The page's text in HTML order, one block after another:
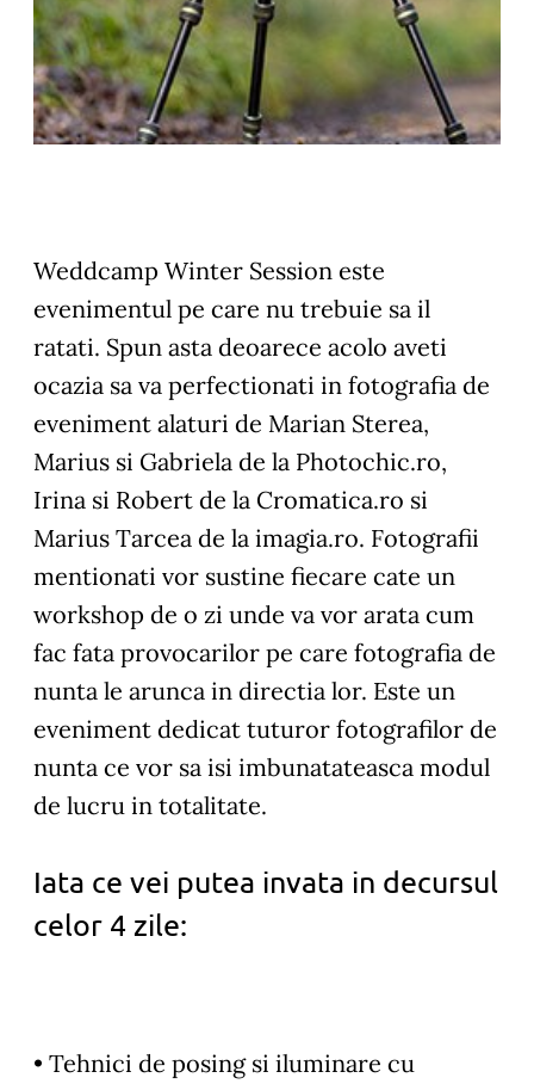
Weddcamp Winter Session este
evenimentul pe care nu trebuie sa il
ratati. Spun asta deoarece acolo aveti
ocazia sa va perfectionati in fotografia de
eveniment alaturi de Marian Sterea,
Marius si Gabriela de la Photochic.ro,
Irina si Robert de la Cromatica.ro si
Marius Tarcea de la imagia.ro. Fotografii
mentionati vor sustine fiecare cate un
workshop de o zi unde va vor arata cum
fac fata provocarilor pe care fotografia de
nunta le arunca in directia lor. Este un
eveniment dedicat tuturor fotografilor de
nunta ce vor sa isi imbunatateasca modul
de lucru in totalitate.
Iata ce vei putea invata in decursul
celor 4 zile:
• Tehnici de posing si iluminare cu